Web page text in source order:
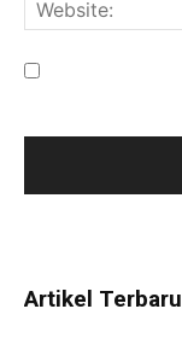
Artikel Terbaru